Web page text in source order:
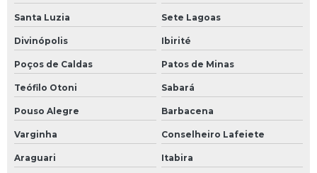
Santa Luzia Sete Lagoas
Divinópolis Ibirité
Poços de Caldas Patos de Minas
Teófilo Otoni Sabará
Pouso Alegre Barbacena
Varginha Conselheiro Lafeiete
Araguari Itabira